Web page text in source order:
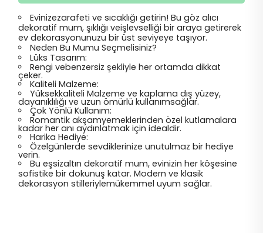
Evinizezarafeti ve sıcaklığı getirin! Bu göz alıcı
dekoratif mum, şıklığı veişlevselliği bir araya getirerek
ev dekorasyonunuzu bir üst seviyeye taşıyor.
Neden Bu Mumu Seçmelisiniz?
Lüks Tasarım:
Rengi vebenzersiz şekliyle her ortamda dikkat
çeker.
Kaliteli Malzeme:
Yüksekkaliteli Malzeme ve kaplama dış yüzey,
dayanıklılığı ve uzun ömürlü kullanımsağlar.
Çok Yönlü Kullanım:
Romantik akşamyemeklerinden özel kutlamalara
kadar her anı aydınlatmak için idealdir.
Harika Hediye:
Özelgünlerde sevdiklerinize unutulmaz bir hediye
verin.
Bu eşsizaltın dekoratif mum, evinizin her köşesine
sofistike bir dokunuş katar. Modern ve klasik
dekorasyon stilleriylemükemmel uyum sağlar.